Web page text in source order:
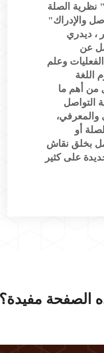
نظرية الصلة
والإدراك"
، ديدري
عن
وعلم
اللغة
من أهم ما
التواصل
والمعرفي،
أو
بخلق نقاش
على كثير
الصفحة